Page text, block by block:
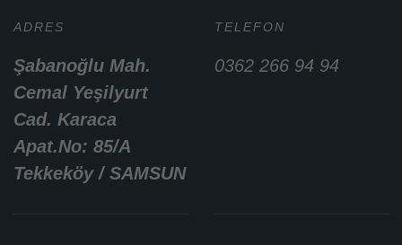
ADRES
Şabanoğlu Mah.
Cemal Yeşilyurt
Cad. Karaca
Apat.No: 85/A
Tekkeköy / SAMSUN
TELEFON
0362 266 94 94